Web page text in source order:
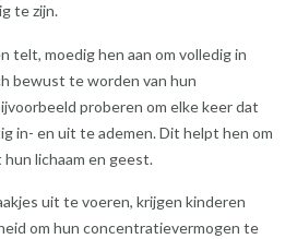
te zijn.
telt, moedig hen aan om volledig in
bewust te worden van hun
proberen om elke keer dat
in- en uit te ademen. Dit helpt hen om
lichaam en geest.
uit te voeren, krijgen kinderen
om hun concentratievermogen te